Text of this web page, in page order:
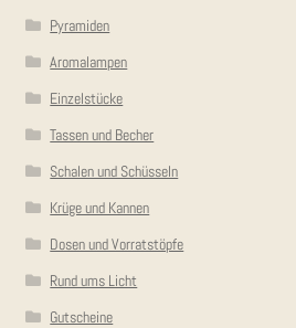
Pyramiden
Aromalampen
Einzelstücke
Tassen und Becher
Schalen und Schüsseln
Krüge und Kannen
Dosen und Vorratstöpfe
Rund ums Licht
Gutscheine